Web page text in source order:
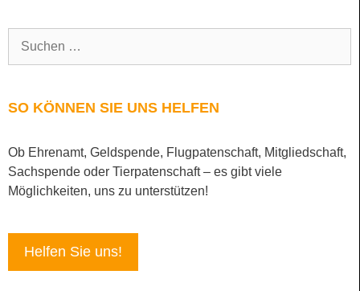
SO KÖNNEN SIE UNS HELFEN
Ob Ehrenamt, Geldspende, Flugpatenschaft, Mitgliedschaft,
Sachspende oder Tierpatenschaft – es gibt viele
Möglichkeiten, uns zu unterstützen!
Helfen Sie uns!